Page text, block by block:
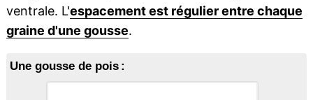
ventrale. L'espacement est régulier entre chaque
graine d'une gousse.
Une gousse de pois :